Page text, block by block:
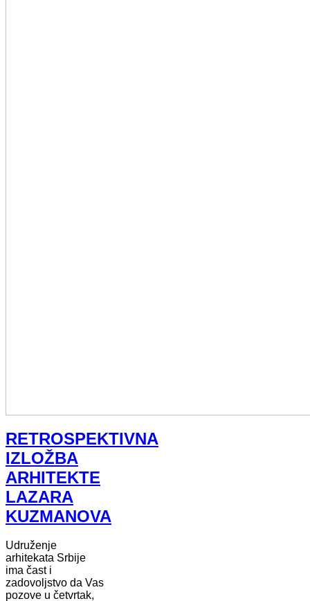
RETROSPEKTIVNA
IZLOŽBA
ARHITEKTE
LAZARA
KUZMANOVA
Udruženje
arhitekata Srbije
ima čast i
zadovoljstvo da Vas
pozove u četvrtak,